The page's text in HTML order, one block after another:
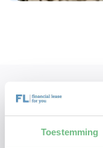
Toestemming
Waarom
voor